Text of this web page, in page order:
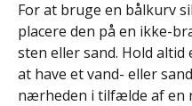
For at bruge en bålkurv
placere den på en ikke-
sten eller sand. Hold
at have et vand- eller
nærheden i tilfælde af en